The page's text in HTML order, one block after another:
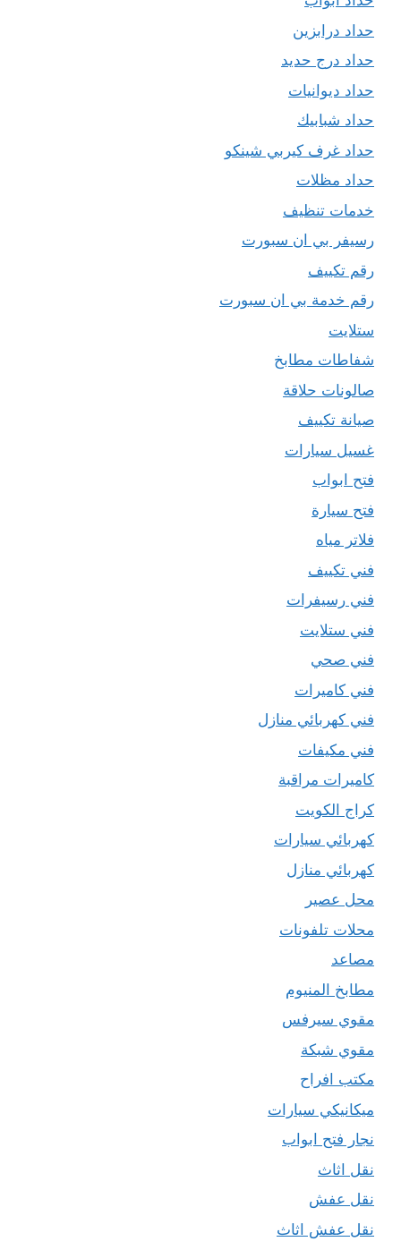
حداد درابزين
حداد درج حديد
حداد ديوانيات
حداد شبابيك
حداد غرف كيربي شينكو
حداد مظلات
خدمات تنظيف
رسيفر بي ان سبورت
رقم تكييف
رقم خدمة بي ان سبورت
ستلايت
شفاطات مطابخ
صالونات حلاقة
صيانة تكييف
غسيل سيارات
فتح ابواب
فتح سيارة
فلاتر مياه
فني تكييف
فني رسيفرات
فني ستلايت
فني صحي
فني كاميرات
فني كهربائي منازل
فني مكيفات
كاميرات مراقبة
كراج الكويت
كهربائي سيارات
كهربائي منازل
محل عصير
محلات تلفونات
مصاعد
مطابخ المنيوم
مقوي سيرفس
مقوي شبكة
مكتب افراح
ميكانيكي سيارات
نجار فتح ابواب
نقل اثاث
نقل عفش
نقل عفش اثاث